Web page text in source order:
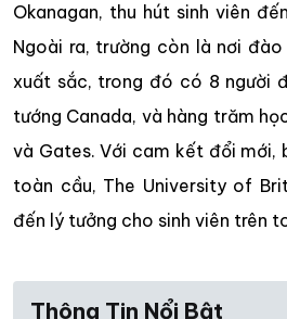
Okanagan, thu hút sinh viên
Ngoài ra, trường còn là nơi
xuất sắc, trong đó có 8 người
tướng Canada, và hàng trăm
và Gates. Với cam kết đổi mới,
toàn cầu, The University of
đến lý tưởng cho sinh viên trên
Thông Tin Nổi Bật